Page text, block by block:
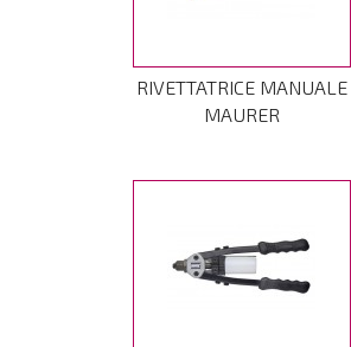
RIVETTATRICE MANUALE
MAURER